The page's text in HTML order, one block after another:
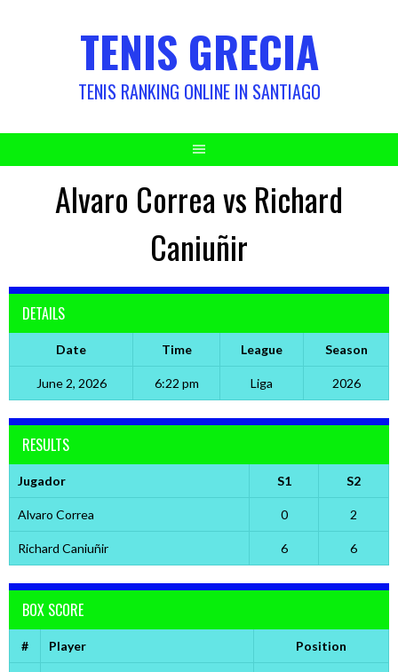
TENIS GRECIA
TENIS RANKING ONLINE IN SANTIAGO
Alvaro Correa vs Richard
Caniuñir
DETAILS
Date Time League Season
June 2, 2026 6:22 pm Liga 2026
RESULTS
Jugador S1 S2
Alvaro Correa 0 2
Richard Caniuñir 6 6
BOX SCORE
# Player Position